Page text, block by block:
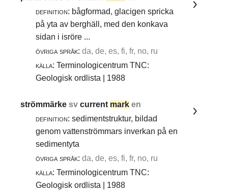
definition: bågformad, glacigen spricka
på yta av berghäll, med den konkava
sidan i isröre ...
övriga språk: da, de, es, fi, fr, no, ru
källa: Terminologicentrum TNC:
Geologisk ordlista | 1988
strömmärkesvcurrent mark en
definition: sedimentstruktur, bildad
genom vattenströmmars inverkan på en
sedimentyta
övriga språk: da, de, es, fi, fr, no, ru
källa: Terminologicentrum TNC:
Geologisk ordlista | 1988